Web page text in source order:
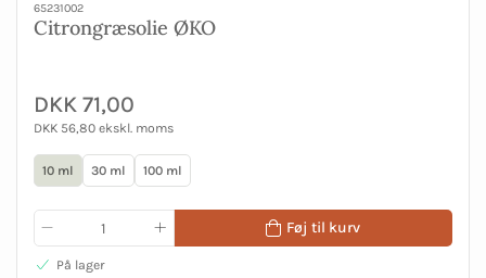
65231002
Citrongræsolie ØKO
DKK 71,00
DKK 56,80 ekskl. moms
10 ml 30 ml 100 ml
Føj til kurv
På lager